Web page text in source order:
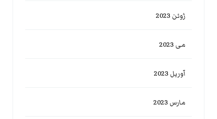
ژوئن 2023
می 2023
آوریل 2023
مارس 2023